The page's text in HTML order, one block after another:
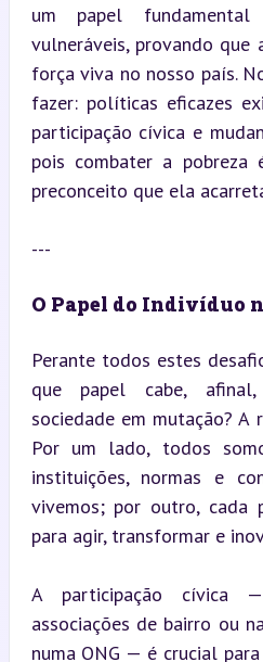
um papel
vulneráveis, provando que
força viva no nosso país.
fazer: políticas eficazes
participação cívica e
pois combater a pobreza
preconceito que ela
---
O Papel do Indivíduo
Perante todos estes
que papel cabe,
sociedade em mutação? A
Por um lado, todos
instituições, normas e
vivemos; por outro, cada
para agir, transformar e
A participação cívica
associações de bairro ou
numa ONG — é crucial